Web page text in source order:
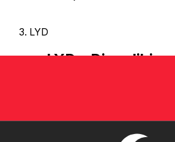
LYD
LYD - Dinar libio
divisa de Dinares es LYD, y el
A continuación, encontrará las